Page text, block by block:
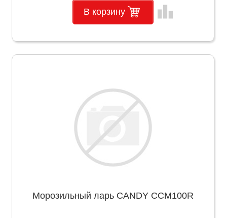
В корзину leaderboard
Морозильный ларь CANDY CCM100R